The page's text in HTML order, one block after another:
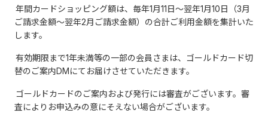
年間カードショッピング額は、毎年1月11日～翌年1月10日（3月
ご請求金額～翌年2月ご請求金額）の合計ご利用金額を集計いた
します。
有効期限まで1年未満等の一部の会員さまは、ゴールドカード切
替のご案内DMにてお届けさせていただきます。
ゴールドカードのご案内および発行には審査がございます。審
査によりお申込みの意にそえない場合がございます。